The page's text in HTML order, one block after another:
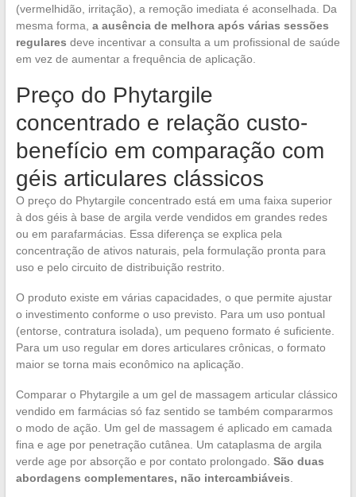
(vermelhidão, irritação), a remoção imediata é aconselhada. Da
mesma forma, a ausência de melhora após várias sessões
regulares deve incentivar a consulta a um profissional de saúde
em vez de aumentar a frequência de aplicação.
Preço do Phytargile
concentrado e relação custo-
benefício em comparação com
géis articulares clássicos
O preço do Phytargile concentrado está em uma faixa superior
à dos géis à base de argila verde vendidos em grandes redes
ou em parafarmácias. Essa diferença se explica pela
concentração de ativos naturais, pela formulação pronta para
uso e pelo circuito de distribuição restrito.
O produto existe em várias capacidades, o que permite ajustar
o investimento conforme o uso previsto. Para um uso pontual
(entorse, contratura isolada), um pequeno formato é suficiente.
Para um uso regular em dores articulares crônicas, o formato
maior se torna mais econômico na aplicação.
Comparar o Phytargile a um gel de massagem articular clássico
vendido em farmácias só faz sentido se também compararmos
o modo de ação. Um gel de massagem é aplicado em camada
fina e age por penetração cutânea. Um cataplasma de argila
verde age por absorção e por contato prolongado. São duas
abordagens complementares, não intercambiáveis.